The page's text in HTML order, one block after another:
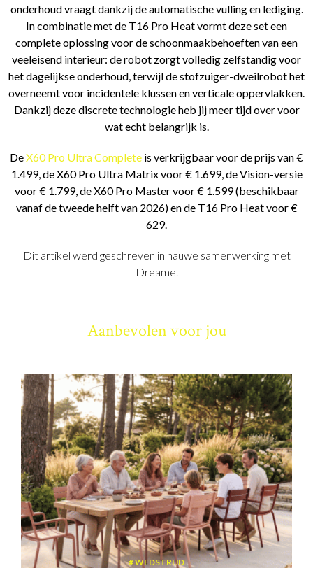
onderhoud vraagt dankzij de automatische vulling en lediging.
In combinatie met de T16 Pro Heat vormt deze set een
complete oplossing voor de schoonmaakbehoeften van een
veeleisend interieur: de robot zorgt volledig zelfstandig voor
het dagelijkse onderhoud, terwijl de stofzuiger-dweilrobot het
overneemt voor incidentele klussen en verticale oppervlakken.
Dankzij deze discrete technologie heb jij meer tijd over voor
wat echt belangrijk is.
DeX60 Pro Ultra Complete is verkrijgbaar voor de prijs van €
1.499, de X60 Pro Ultra Matrix voor € 1.699, de Vision-versie
voor € 1.799, de X60 Pro Master voor € 1.599 (beschikbaar
vanaf de tweede helft van 2026) en de T16 Pro Heat voor €
629.
Dit artikel werd geschreven in nauwe samenwerking met
Dreame.
Aanbevolen voor jou
WEDSTRIJD